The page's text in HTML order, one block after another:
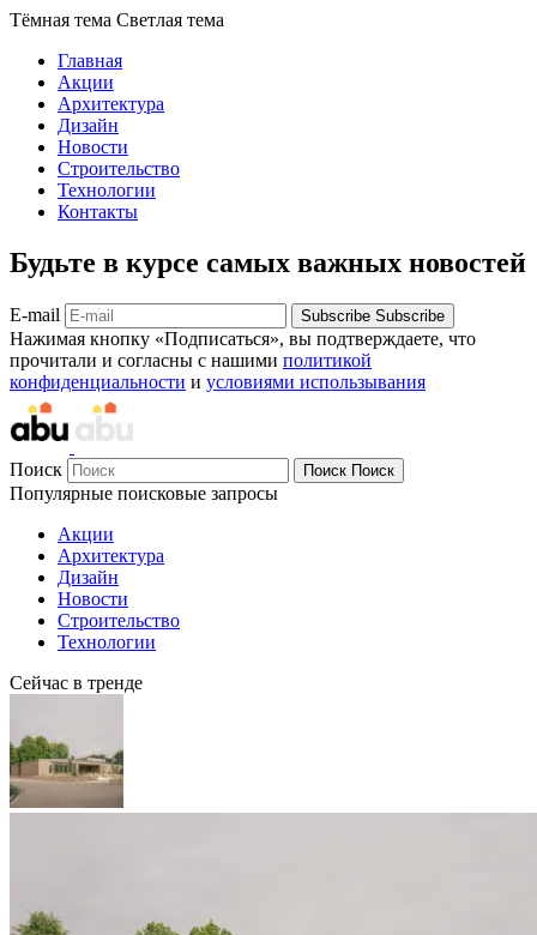
Тёмная тема Светлая тема
Главная
Акции
Архитектура
Дизайн
Новости
Строительство
Технологии
Контакты
Будьте в курсе самых важных новостей
E-mail Subscribe Subscribe
Нажимая кнопку «Подписаться», вы подтверждаете, что
прочитали и согласны с нашими политикой
конфиденциальности и условиями использывания
Поиск Поиск Поиск
Популярные поисковые запросы
Акции
Архитектура
Дизайн
Новости
Строительство
Технологии
Сейчас в тренде